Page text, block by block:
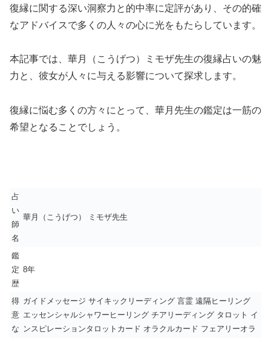
復縁に関する深い洞察力と的中率に定評があり、その的確
なアドバイスで多くの人々の心に光をもたらしています。
本記事では、華月（こうげつ）ミモザ先生の復縁占いの魅
力と、彼女が人々に与える影響について探求します。
復縁に悩む多くの方々にとって、華月先生の鑑定は一筋の
希望となることでしょう。
占
い
師
名
華月（こうげつ） ミモザ先生
鑑
定
歴
8年
得
意
な
ガイドメッセージ サイキックリーディング 言霊 遠隔ヒーリング
エッセンシャルシャワーヒーリング チアリーディング タロット イ
ンスピレーションタロットカード オラクルカード フェアリーオラ